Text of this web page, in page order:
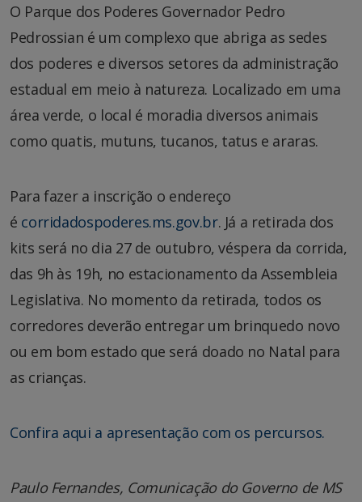
O Parque dos Poderes Governador Pedro
Pedrossian é um complexo que abriga as sedes
dos poderes e diversos setores da administração
estadual em meio à natureza. Localizado em uma
área verde, o local é moradia diversos animais
como quatis, mutuns, tucanos, tatus e araras.
Para fazer a inscrição o endereço
é corridadospoderes.ms.gov.br. Já a retirada dos
kits será no dia 27 de outubro, véspera da corrida,
das 9h às 19h, no estacionamento da Assembleia
Legislativa. No momento da retirada, todos os
corredores deverão entregar um brinquedo novo
ou em bom estado que será doado no Natal para
as crianças.
Confira aqui a apresentação com os percursos.
Paulo Fernandes, Comunicação do Governo de MS